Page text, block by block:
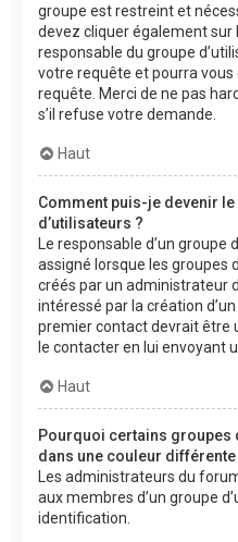
groupe est restreint et
devez cliquer également sur
responsable du groupe
votre requête et pourra
requête. Merci de ne pas
s’il refuse votre demande.
Haut
Comment puis-je devenir
d’utilisateurs ?
Le responsable d’un groupe
assigné lorsque les groupes
créés par un administrateur
intéressé par la création
premier contact devrait être
le contacter en lui envoyant
Haut
Pourquoi certains groupes
dans une couleur différente
Les administrateurs du
aux membres d’un groupe
identification.